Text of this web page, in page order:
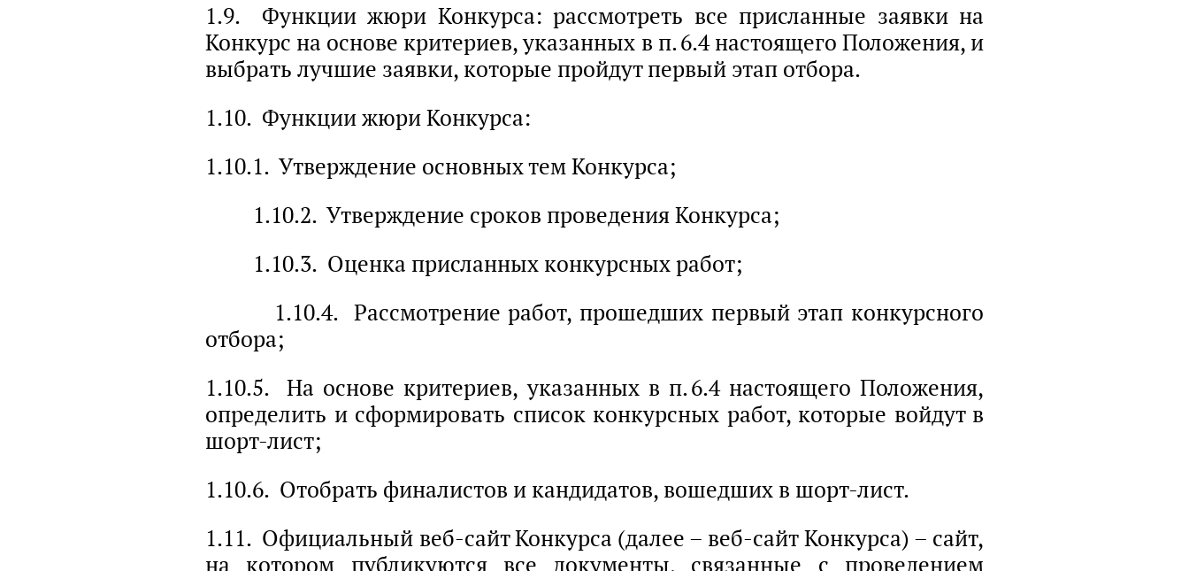
1.9. Функции жюри Конкурса: рассмотреть все присланные заявки на
Конкурс на основе критериев, указанных в п. 6.4 настоящего Положения, и
выбрать лучшие заявки, которые пройдут первый этап отбора.
1.10. Функции жюри Конкурса:
1.10.1. Утверждение основных тем Конкурса;
1.10.2. Утверждение сроков проведения Конкурса;
1.10.3. Оценка присланных конкурсных работ;
1.10.4. Рассмотрение работ, прошедших первый этап конкурсного
отбора;
1.10.5. На основе критериев, указанных в п. 6.4 настоящего Положения,
определить и сформировать список конкурсных работ, которые войдут в
шорт-лист;
1.10.6. Отобрать финалистов и кандидатов, вошедших в шорт-лист.
1.11. Официальный веб-сайт Конкурса (далее – веб-сайт Конкурса) – сайт,
на котором публикуются все документы, связанные с проведением